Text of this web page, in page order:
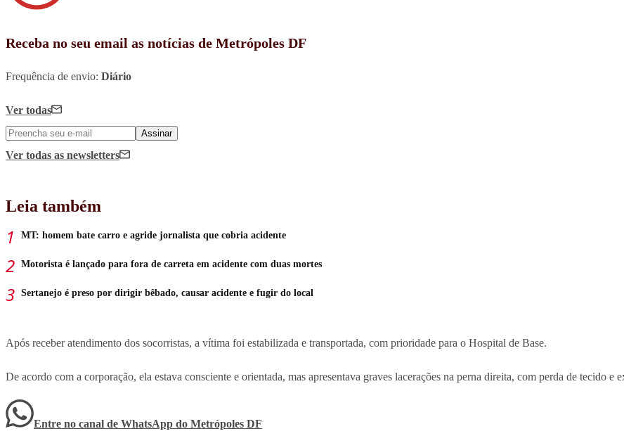
Receba no seu email as notícias de Metrópoles DF
Frequência de envio: Diário
Ver todas
Assinar
Ver todas as newsletters
Leia também
MT: homem bate carro e agride jornalista que cobria acidente
Motorista é lançado para fora de carreta em acidente com duas mortes
Sertanejo é preso por dirigir bêbado, causar acidente e fugir do local
Após receber atendimento dos socorristas, a vítima foi estabilizada e transportada, com prioridade para o Hospital de Base.
De acordo com a corporação, ela estava consciente e orientada, mas apresentava graves lacerações na perna direita, com perda de tecido e
Entre no canal de WhatsApp do Metrópoles DF